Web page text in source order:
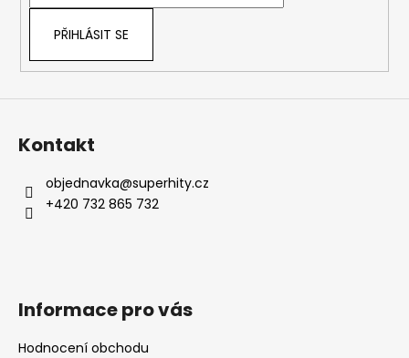
PŘIHLÁSIT SE
Kontakt
objednavka@superhity.cz
+420 732 865 732
Informace pro vás
Hodnocení obchodu